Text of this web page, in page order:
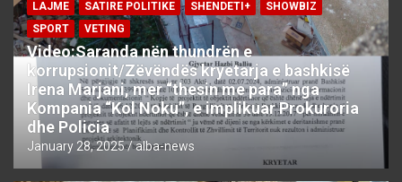
LAJME
SATIRE POLITIKE SHENDETI+
SHOWBIZ
SPORT
VETING
Video:Saranda nën thundrën e
korrupsionit/Zëvëndës kryetarja e bashkisë
Irena Marjani, mer “thesin me para” nga
Kompania “Kol Noku”, e implikuar Prokuroria
dhe Policia
January 28, 2025 alba-news